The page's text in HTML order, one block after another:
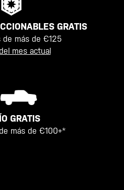
GRATIS
de más de €125
mes actual
GRATIS
más de €100+*